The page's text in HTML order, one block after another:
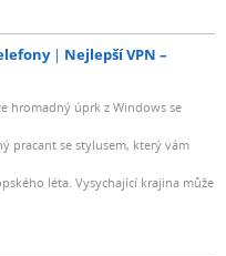
Nejlepší VPN –
hromadný úprk z Windows se
pracant se stylusem, který vám
léta. Vysychající krajina může